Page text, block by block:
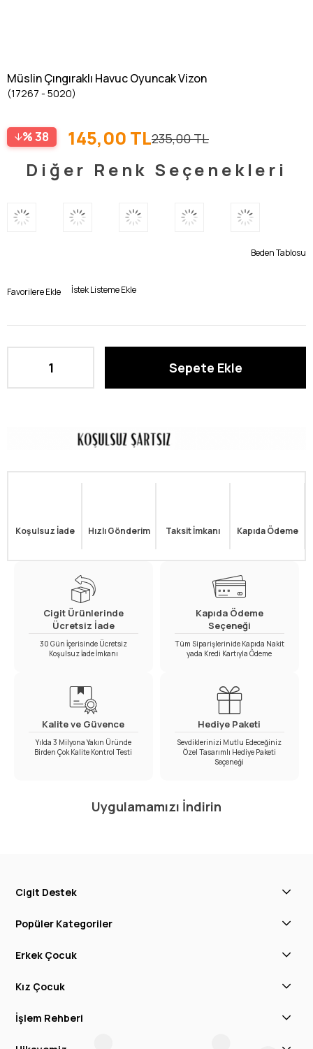
Müslin Çıngıraklı Havuc Oyuncak Vizon
(17267 - 5020)
38 235,00 TL
145,00 TL
Diğer Renk Seçenekleri
Beden Tablosu
Favorilere Ekle İstek Listeme Ekle
Koşulsuz İade Hızlı Gönderim Taksit İmkanı Kapıda Ödeme
Cigit Ürünlerinde
Ücretsiz İade
30 Gün İçerisinde Ücretsiz
Koşulsuz İade İmkanı
Kapıda Ödeme
Seçeneği
Tüm Siparişlerinide Kapıda Nakit
yada Kredi Kartıyla Ödeme
Kalite ve Güvence
Yılda 3 Milyona Yakın Üründe
Birden Çok Kalite Kontrol Testi
Hediye Paketi
Sevdiklerinizi Mutlu Edeceğiniz
Özel Tasarımlı Hediye Paketi
Seçeneği
Uygulamamızı İndirin
Cigit Destek
Popüler Kategoriler
Erkek Çocuk
Kız Çocuk
İşlem Rehberi